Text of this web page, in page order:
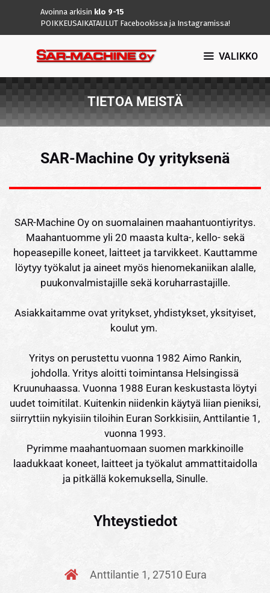
Avoinna arkisin klo 9-15
POIKKEUSAIKATAULUT Facebookissa ja Instagramissa!
VALIKKO
TIETOA MEISTÄ
SAR-Machine Oy yrityksenä
SAR-Machine Oy on suomalainen maahantuontiyritys.
Maahantuomme yli 20 maasta kulta-, kello- sekä
hopeasepille koneet, laitteet ja tarvikkeet. Kauttamme
löytyy työkalut ja aineet myös hienomekaniikan alalle,
puukonvalmistajille sekä koruharrastajille.
Asiakkaitamme ovat yritykset, yhdistykset, yksityiset,
koulut ym.
Yritys on perustettu vuonna 1982 Aimo Rankin,
johdolla. Yritys aloitti toimintansa Helsingissä
Kruunuhaassa. Vuonna 1988 Euran keskustasta löytyi
uudet toimitilat. Kuitenkin niidenkin käytyä liian pieniksi,
siirryttiin nykyisiin tiloihin Euran Sorkkisiin, Anttilantie 1,
vuonna 1993.
Pyrimme maahantuomaan suomen markkinoille
laadukkaat koneet, laitteet ja työkalut ammattitaidolla
ja pitkällä kokemuksella, Sinulle.
Yhteystiedot
Anttilantie 1, 27510 Eura